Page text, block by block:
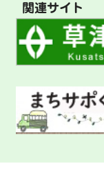
関連サイト